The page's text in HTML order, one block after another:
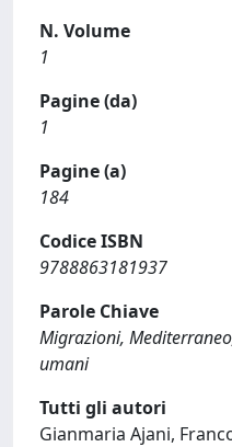
N. Volume
1
Pagine (da)
1
Pagine (a)
184
Codice ISBN
9788863181937
Parole Chiave
Migrazioni,
umani
Tutti gli autori
Gianmaria Ajani,